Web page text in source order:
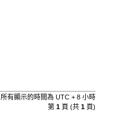
所有顯示的時間為 UTC + 8 小時
第 1頁 (共 1頁)